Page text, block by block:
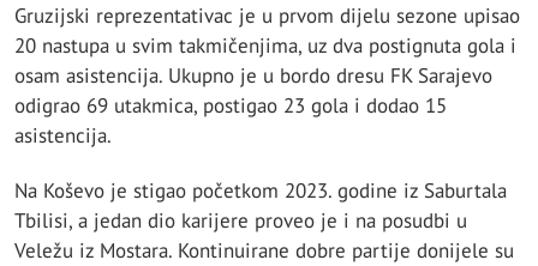
Gruzijski reprezentativac je u prvom dijelu sezone upisao
20 nastupa u svim takmičenjima, uz dva postignuta gola i
osam asistencija. Ukupno je u bordo dresu FK Sarajevo
odigrao 69 utakmica, postigao 23 gola i dodao 15
asistencija.
Na Koševo je stigao početkom 2023. godine iz Saburtala
Tbilisi, a jedan dio karijere proveo je i na posudbi u
Veležu iz Mostara. Kontinuirane dobre partije donijele su